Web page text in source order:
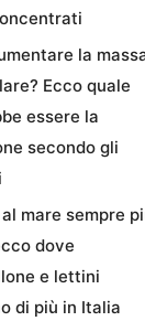
la
Ecco quale
essere la
secondo gli
mare sempre
dove
e lettini
di più in Italia